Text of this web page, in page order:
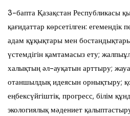
3-бапта Қазақстан Республикасы
қағидаттар көрсетілген: егемендік
адам құқықтары мен
үстемдігін қамтамасыз ету;
халықтың әл-ауқатын арттыру;
отаншылдық идеясын орнықтыру;
еңбексүйгіштік, прогресс, білім
экологиялық мәдениет